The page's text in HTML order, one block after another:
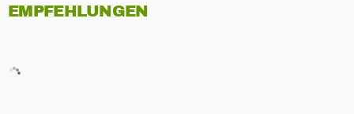
EMPFEHLUNGEN